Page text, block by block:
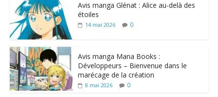
Avis manga Glénat : Alice au-delà des
étoiles
14 mai 2026 0
Avis manga Mana Books :
Développeurs – Bienvenue dans le
marécage de la création
8 mai 2026 0